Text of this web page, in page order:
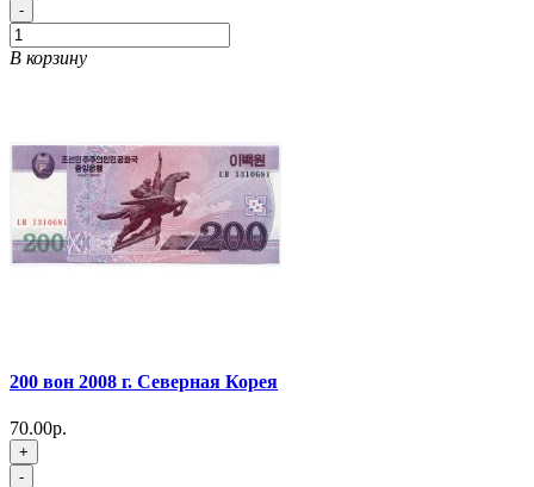
-
В корзину
200 вон 2008 г. Северная Корея
70.00р.
+
-